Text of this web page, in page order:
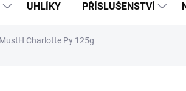
UHLÍKY PŘÍSLUŠENSTVÍ
MustH Charlotte Py 125g